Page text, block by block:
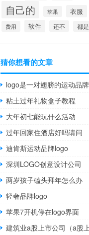
自己的 苹果 衣服
费用 软件 还不 都是
猜你想看的文章
logo是一对翅膀的运动品牌
粘土过年礼物盒子教程
大年初七能玩什么活动
过年回家住酒店好吗请问
迪肯斯运动品牌logo
深圳LOGO创意设计公司
两岁孩子磕头拜年怎么办
轻奢品牌logo
苹果7开机停在logo界面